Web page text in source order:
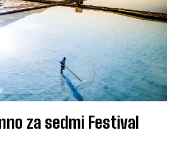
za sedmi Festival